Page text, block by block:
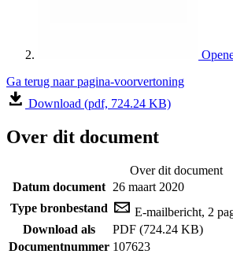
Ga terug naar pagina-voorvertoning
Download (pdf, 724.24 KB)
Over dit document
Over dit document
Datum document 26 maart 2020
Type bronbestand
E-mailbericht, 2
Download als
PDF (724.24 KB)
Documentnummer 107623